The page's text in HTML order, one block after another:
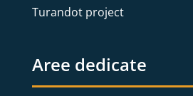
Turandot project
Aree dedicate